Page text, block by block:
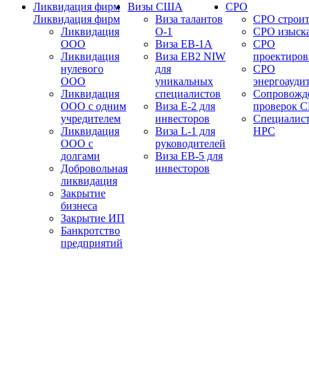
Ликвидация фирм
Ликвидация фирм
Ликвидация
ООО
Ликвидация
нулевого
ООО
Ликвидация
ООО с одним
учредителем
Ликвидация
ООО с
долгами
Добровольная
ликвидация
Закрытие
бизнеса
Закрытие ИП
Банкротство
предприятий
Визы США
Виза талантов
О-1
Виза EB-1A
Виза EB2 NIW
для
уникальных
специалистов
Виза E-2 для
инвесторов
Виза L-1 для
руководителей
Виза EB-5 для
инвесторов
СРО
СРО
СРО
СРО
СРО
проверок
НРС